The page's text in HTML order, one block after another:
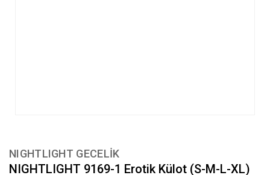
NIGHTLIGHT GECELİK
NIGHTLIGHT 9169-1 Erotik Külot (S-M-L-XL)